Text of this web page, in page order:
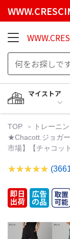
マイストア
TOP トレーニ
★Chacott.ジョガ
市場】【チャコッ